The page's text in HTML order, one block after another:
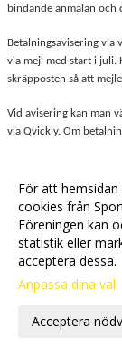
bindande anmälan och
Betalningsavisering
via mejl med start i juli.
skräpposten så att
Vid avisering kan man
via Qvickly. Om
påverkas inte av
återbetalningar vid
avbryta sitt
inställningar
För att
cookies från
Föreningen kan
statistik eller
acceptera dessa.
Anpassa dina val
Acceptera